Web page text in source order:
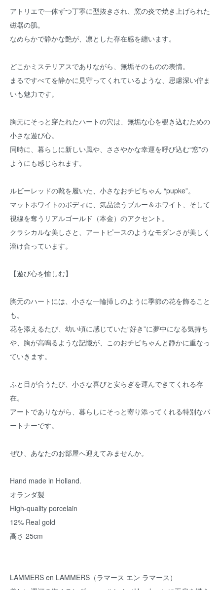
アトリエで一体ずつ丁寧に型抜きされ、窯の炎で焼き上げられた
磁器の肌。
なめらかで静かな艶が、凛とした存在感を纏います。
どこかミステリアスでありながら、無垢そのものの表情。
まるですべてを静かに見守ってくれているような、思慮深い佇ま
いも魅力です。
胸元にそっと穿たれたハートの穴は、無垢な心を覗き込むための
小さな遊び心。
同時に、暮らしに新しい風や、ささやかな幸運を呼び込む“窓”の
ようにも感じられます。
ルビーレッドの靴を履いた、小さなおチビちゃん “pupke”。
マットホワイトのボディに、気品漂うブルー＆ホワイト、そして
視線を奪うリアルゴールド（本金）のアクセント。
クラシカルな美しさと、アートピースのようなモダンさが美しく
溶け合っています。
【遊び心を愉しむ】
胸元のハートには、小さな一輪挿しのように季節の花を飾ること
も。
花を添えるたび、幼い頃に感じていた“好き”に夢中になる気持ち
や、胸が高鳴るような記憶が、このおチビちゃんと静かに重なっ
ていきます。
ふと目が合うたび、小さな喜びと安らぎを運んできてくれる存
在。
アートでありながら、暮らしにそっと寄り添ってくれる特別なパ
ートナーです。
ぜひ、あなたのお部屋へ迎えてみませんか。
Hand made in Holland.
オランダ製
High-quality porcelain
12% Real gold
高さ 25cm
LAMMERS en LAMMERS（ラマース エン ラマース）